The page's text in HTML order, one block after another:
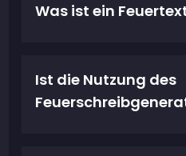
Was ist ein
Ist die Nutzung des